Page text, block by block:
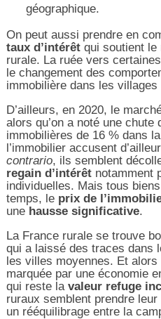
géographique.
On peut aussi prendre en
taux d’intérêtqui soutient le
rurale. La ruée vers
le changement des
immobilière dans les
D’ailleurs, en 2020, le
alors qu’on a noté une chute
immobilières de 16 % dans
l’immobilier accusent
contrario, ils semblent
regain d’intérêtnotamment
individuelles. Mais tous
temps, le prix de
une hausse significative.
La France rurale se trouve
qui a laissé des traces dans
les villes moyennes. Et
marquée par une économie
qui reste la valeur refuge
ruraux semblent prendre
un rééquilibrage entre la